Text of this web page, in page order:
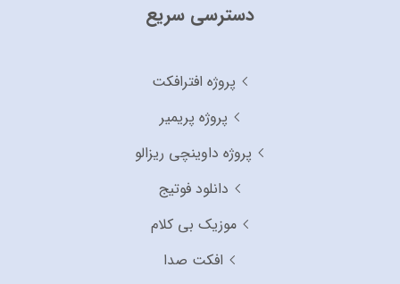
دسترسی سریع
پروژه افترافکت
پروژه پریمیر
پروژه داوینچی ریزالو
دانلود فوتیج
موزیک بی کلام
افکت صدا